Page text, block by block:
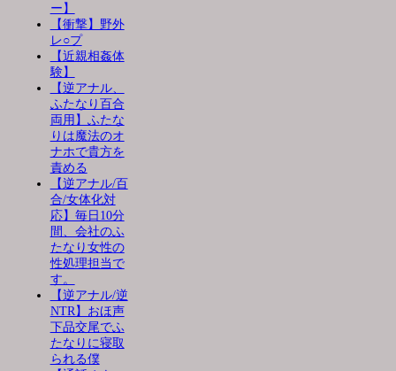
ー】
【衝撃】野外
レ○プ
【近親相姦体
験】
【逆アナル、
ふたなり百合
両用】ふたな
りは魔法のオ
ナホで貴方を
責める
【逆アナル/百
合/女体化対
応】毎日10分
間、会社のふ
たなり女性の
性処理担当で
す。
【逆アナル/逆
NTR】おほ声
下品交尾でふ
たなりに寝取
られる僕